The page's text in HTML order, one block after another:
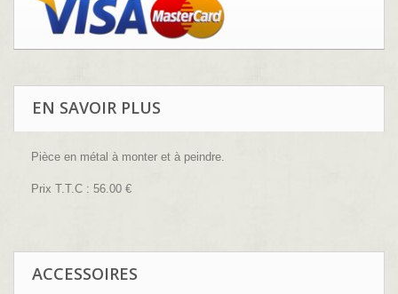
EN SAVOIR PLUS
Pièce en métal à monter et à peindre.
Prix T.T.C : 56.00 €
ACCESSOIRES